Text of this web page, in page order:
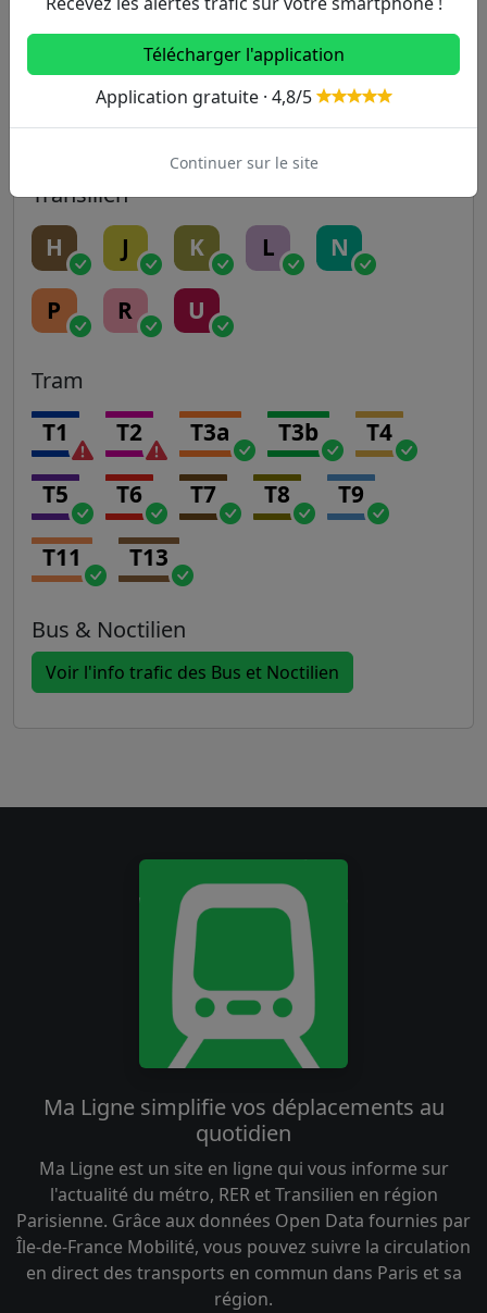
RER
A B C D E
Transilien
H J K L N
P R U
Tram
T1 T2 T3a T3b T4
T5 T6 T7 T8 T9
T11 T13
Bus & Noctilien
Voir l'info trafic des Bus et Noctilien
Ma Ligne simplifie vos déplacements au
quotidien
Ma Ligne est un site en ligne qui vous informe sur
l'actualité du métro, RER et Transilien en région
Parisienne. Grâce aux données Open Data fournies par
Île-de-France Mobilité, vous pouvez suivre la circulation
en direct des transports en commun dans Paris et sa
région.
Télécharger l'application
Application gratuite · 4,8/5
Continuer sur le site